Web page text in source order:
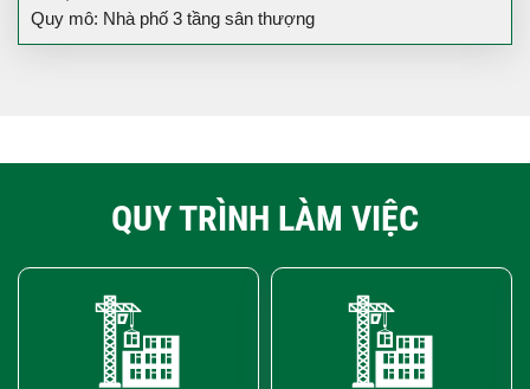
Quy mô: Nhà phố 3 tầng sân thượng
QUY TRÌNH LÀM VIỆC